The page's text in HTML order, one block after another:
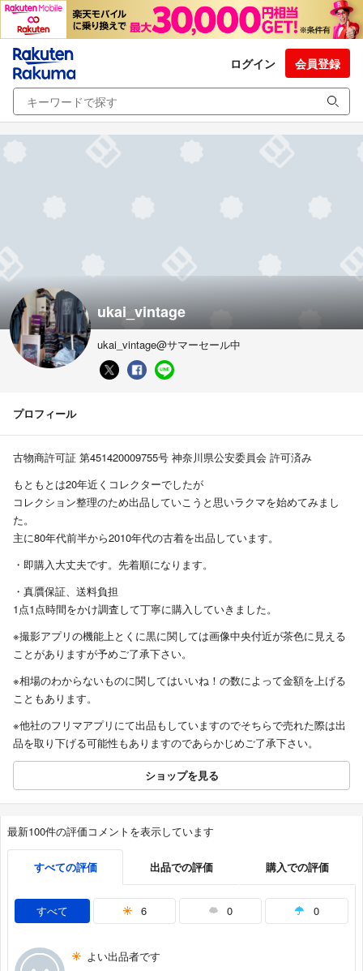
ログイン 会員登録
ukai_vintage
ukai_vintage@サマーセール中
プロフィール
古物商許可証 第451420009755号 神奈川県公安委員会 許可済み
もともとは20年近くコレクターでしたが
コレクション整理のため出品していこうと思いラクマを始めてみまし
た。
主に80年代前半から2010年代の古着を出品しています。
・即購入大丈夫です。先着順になります。
・真贋保証、送料負担
1点1点時間をかけ調査して丁寧に購入していきました。
※撮影アプリの機能上とくに黒に関しては画像中央付近が茶色に見える
ことがありますが予めご了承下さい。
※相場のわからないものに関してはいいね！の数によって金額を上げる
こともあります。
※他社のフリマアプリにて出品もしていますのでそちらで売れた際は出
品を取り下げる可能性もありますのであらかじめご了承下さい。
ショップを見る
最新100件の評価コメントを表示しています
すべての評価 出品での評価 購入での評価
すべて 6 0 0
よい出品者です